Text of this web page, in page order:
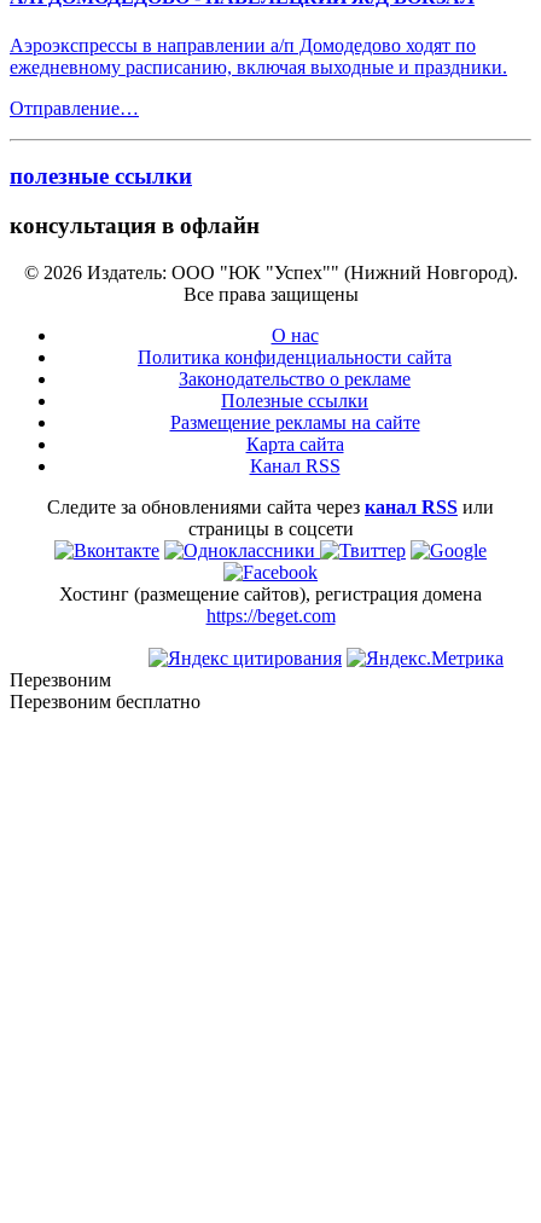
Аэроэкспрессы в направлении а/п Домодедово ходят по
ежедневному расписанию, включая выходные и праздники.
Отправление…
полезные ссылки
консультация в офлайн
© 2026 Издатель: ООО "ЮК "Успех"" (Нижний Новгород).
Все права защищены
О нас
Политика конфиденциальности сайта
Законодательство о рекламе
Полезные ссылки
Размещение рекламы на сайте
Карта сайта
Канал RSS
Следите за обновлениями сайта через канал RSS или
страницы в соцсети
Хостинг (размещение сайтов), регистрация домена
https://beget.com
Перезвоним
Перезвоним бесплатно